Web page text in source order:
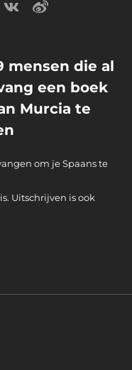
mensen die al
een boek
Murcia te
om je Spaans te
Uitschrijven is ook